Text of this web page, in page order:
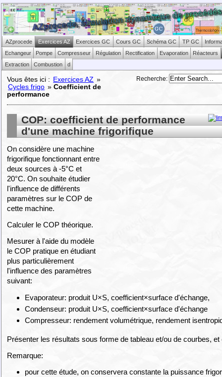
AZprocede Exercices AZ Exercices GC Cours GC Schéma GC TP GC
Echangeur
Pompe Compresseur Régulation Rectification Evaporation
Réacteurs
Extraction
Combustion d
Recherche:
Vous êtes ici : Exercices AZ »
Cycles frigo »Coefficient de
performance
COP: coefficient de performance
d'une machine frigorifique
On considère une machine
frigorifique fonctionnant entre
deux sources à -5°C et
20°C. On souhaite étudier
l'influence de différents
paramètres sur le COP de
cette machine.
Calculer le COP théorique.
Mesurer à l'aide du modèle
le COP pratique en étudiant
plus particulièrement
l'influence des paramètres
suivant:
Evaporateur: produit U×S, coefficient×surface d'échange,
Condenseur: produit U×S, coefficient×surface d'échange
Compresseur: rendement volumétrique, rendement
Présenter les résultats sous forme de tableau et/ou de courbes,
Remarque:
pour cette étude, on conservera constante la puissance